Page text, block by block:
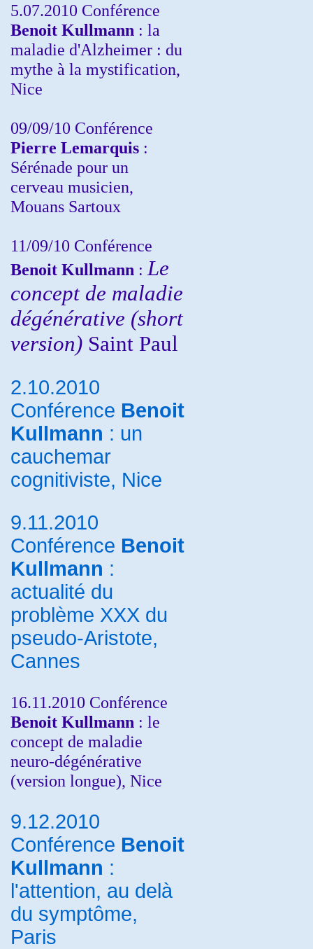
5.07.2010 Conférence
Benoit Kullmann : la
maladie d'Alzheimer : du
mythe à la mystification,
Nice
09/09/10 Conférence
Pierre Lemarquis :
Sérénade pour un
cerveau musicien,
Mouans Sartoux
11/09/10 Conférence
Benoit Kullmann : Le
concept de maladie
dégénérative (short
version) Saint Paul
2.10.2010
Conférence Benoit
Kullmann : un
cauchemar
cognitiviste, Nice
9.11.2010
Conférence Benoit
Kullmann :
actualité du
problème XXX du
pseudo-Aristote,
Cannes
16.11.2010 Conférence
Benoit Kullmann : le
concept de maladie
neuro-dégénérative
(version longue), Nice
9.12.2010
Conférence Benoit
Kullmann :
l'attention, au delà
du symptôme,
Paris